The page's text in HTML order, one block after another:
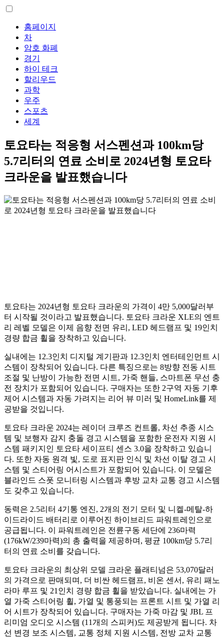
홈페이지
차
암호 화폐
경기
하이 테크
할리우드
과학
우주
스포츠
세계
토요타는 적응형 서스펜션과 100km당
5.7리터의 연료 소비로 2024년형 토요타
크라운을 발표했습니다
토요타는 2024년형 토요타 크라운의 가격이 4만 5,000달러부
터 시작될 것이라고 발표했습니다. 토요타 크라운 XLE의 엔트
리 레벨 모델은 이제 음향 전면 유리, LED 헤드램프 및 19인치
경량 합금 휠을 장착하고 있습니다.
실내에는 12.3인치 디지털 계기판과 12.3인치 엔터테인먼트 시
스템이 장착되어 있습니다. 다른 특징으로는 8방향 전동 시트
조절 및 난방이 가능한 전면 시트, 가죽 핸들, 스마트폰 무선 충
전 장치가 포함되어 있습니다. 구매자는 또한 2구역 자동 기후
제어 시스템과 자동 가려지는 리어 뷰 미러 및 HomeLink를 제
공받을 것입니다.
토요타 크라운 2024는 레이더 크루즈 컨트롤, 차선 추종 시스
템 및 보행자 감지 충돌 경고 시스템을 포함한 운전자 지원 시
스템 패키지인 토요타 세이프티 센스 3.0을 장착하고 있습니
다. 또한 자동 원격 빛, 도로 표지판 인식 및 차선 이탈 경고 시
스템 및 스티어링 어시스트가 포함되어 있습니다. 이 모델은
블라인드 스폿 모니터링 시스템과 후방 교차 교통 경고 시스템
도 갖추고 있습니다.
동력은 2.5리터 4기통 엔진, 2개의 전기 모터 및 니켈-메탈-하
이드라이드 배터리로 이루어진 하이브리드 파워트레인으로
공급됩니다. 이 파워트레인은 전륜구동 세단에 236마력
(176kW/239마력)의 총 출력을 제공하며, 평균 100km당 5.7리
터의 연료 소비를 갖습니다.
토요타 크라운의 최상위 모델 크라운 플래티넘은 53,070달러
의 가격으로 판매되며, 더 비싼 헤드램프, 비온 센서, 유리 패노
라마 루프 및 21인치 경량 합금 휠을 받았습니다. 실내에는 가
열 가죽 스티어링 휠, 가열 및 통풍되는 프론트 시트 및 가열 리
어 시트가 장착되어 있습니다. 구매자는 가죽 마감 및 JBL 프
리미엄 오디오 시스템 (11개의 스피커)도 제공받게 됩니다. 차
선 변경 보조 시스템, 교통 정체 지원 시스템, 전방 교차 교통